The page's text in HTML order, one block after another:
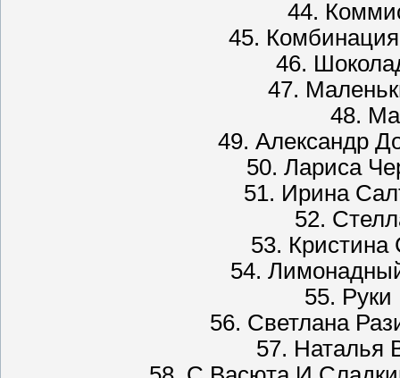
44.
45.
46.
47.
48.
49. Александр
50. Лариса
51. Ирина
52.
53. Кристина
54.
55. Руки
56. Светлана
57. Наталья